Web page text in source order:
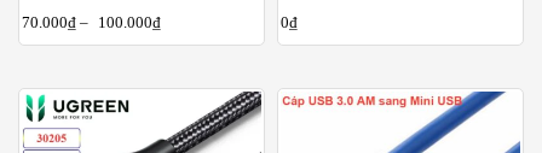
70.000₫ – 100.000₫ 0₫